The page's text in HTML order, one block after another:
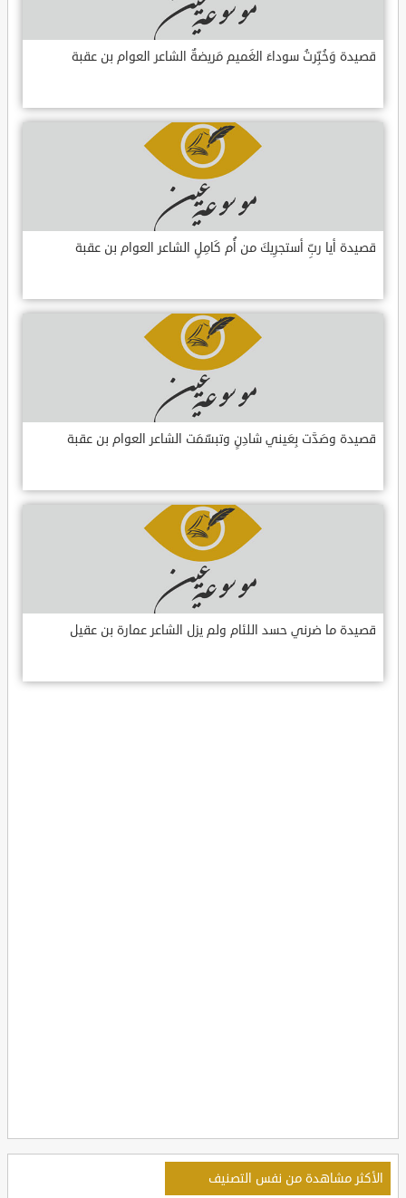
قصيدة وَخُبِّرتُ سوداءَ الغَميم مَريضةٌ الشاعر العوام بن عقبة
قصيدة أيا ربِّ أستجرِيكَ من أُم كَامِلٍ الشاعر العوام بن عقبة
قصيدة وصَدَّت بِعَيني شادِنٍ وتبسّمَت الشاعر العوام بن عقبة
قصيدة ما ضرني حسد اللئام ولم يزل الشاعر عمارة بن عقيل
الأكثر مشاهدة من نفس التصنيف